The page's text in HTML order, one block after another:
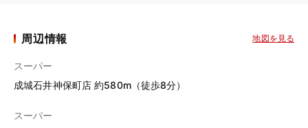
周辺情報 地図を見る
スーパー
成城石井神保町店 約580m（徒歩8分）
スーパー